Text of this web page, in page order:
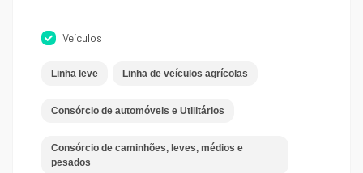
Veículos
Linha leve Linha de veículos agrícolas
Consórcio de automóveis e Utilitários
Consórcio de caminhões, leves, médios e
pesados